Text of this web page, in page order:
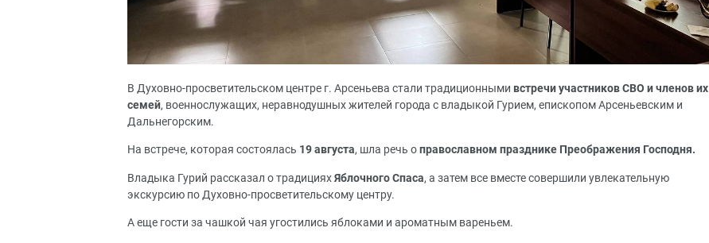
В Духовно-просветительском центре г. Арсеньева стали традиционными встречи участников СВО и членов их
семей, военнослужащих, неравнодушных жителей города с владыкой Гурием, епископом Арсеньевским и
Дальнегорским.
На встрече, которая состоялась 19 августа, шла речь оправославном празднике Преображения Господня.
Владыка Гурий рассказал о традицияхЯблочного Спаса, а затем все вместе совершили увлекательную
экскурсию по Духовно-просветительскому центру.
А еще гости за чашкой чая угостились яблоками и ароматным вареньем.